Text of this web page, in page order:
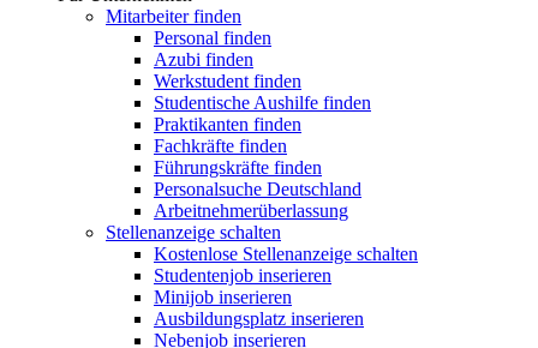
Mitarbeiter finden
Personal finden
Azubi finden
Werkstudent finden
Studentische Aushilfe finden
Praktikanten finden
Fachkräfte finden
Führungskräfte finden
Personalsuche Deutschland
Arbeitnehmerüberlassung
Stellenanzeige schalten
Kostenlose Stellenanzeige schalten
Studentenjob inserieren
Minijob inserieren
Ausbildungsplatz inserieren
Nebenjob inserieren